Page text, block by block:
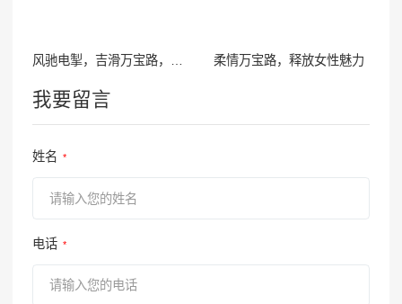
风驰电掣，吉滑万宝路，畅享人生！ 柔情万宝路，释放女性魅力
我要留言
姓名 *
电话 *